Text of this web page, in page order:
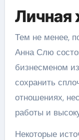
Тем не менее,
Анна Слю
бизнесменом
сохранить
отношениях,
работы и
Некоторые